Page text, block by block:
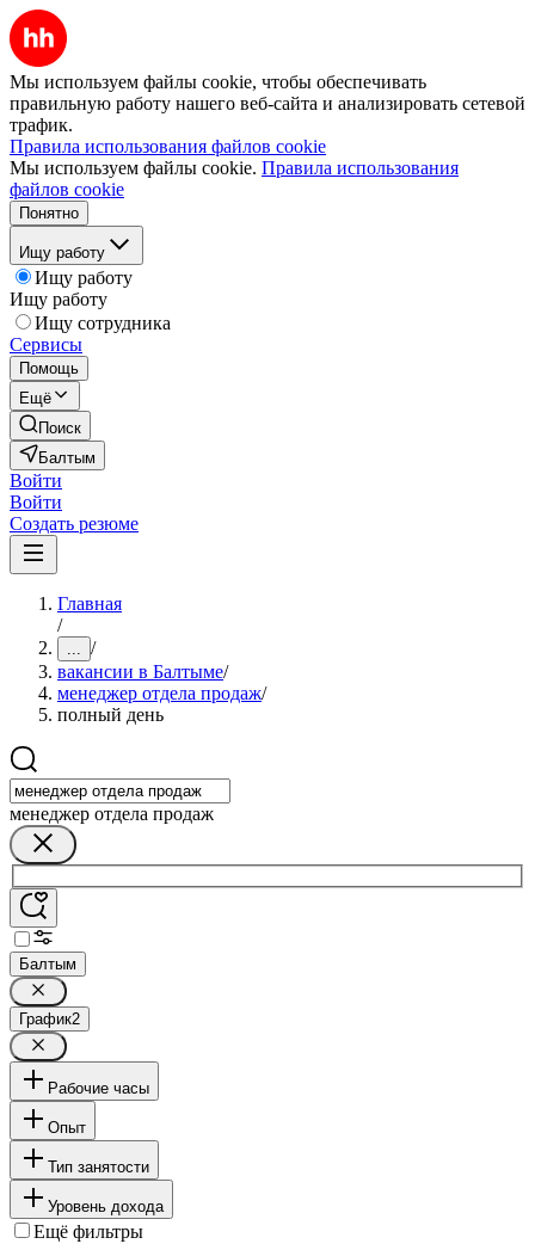
Мы используем файлы cookie, чтобы обеспечивать
правильную работу нашего веб-сайта и анализировать сетевой
трафик.
Правила использования файлов cookie
Мы используем файлы cookie. Правила использования
файлов cookie
Понятно
Ищу работу
Ищу работу
Ищу работу
Ищу сотрудника
Сервисы
Помощь
Ещё
Поиск
Балтым
Войти
Войти
Создать резюме
Главная
/
... /
вакансии в Балтыме/
менеджер отдела продаж/
полный день
менеджер отдела продаж
Балтым
График2
Рабочие часы
Опыт
Тип занятости
Уровень дохода
Ещё фильтры